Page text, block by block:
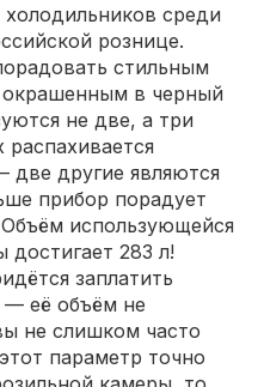
среди
рознице.
стильным
в черный
не две, а три
другие являются
прибор порадует
использующейся
достигает 283 л!
заплатить
— её объём не
не слишком часто
параметр точно